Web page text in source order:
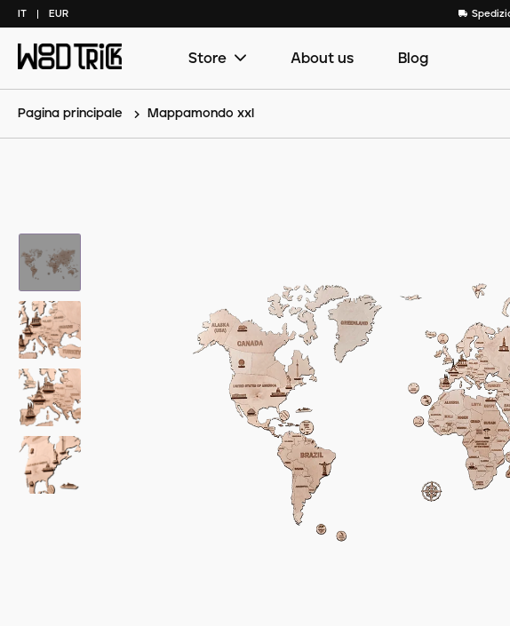
IT EUR
Main
Store About us Blog
Pagina principale Mappamondo xxl